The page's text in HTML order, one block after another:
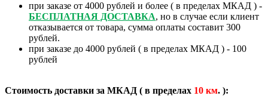
при заказе от 4000 рублей и более ( в пределах МКАД ) -
БЕСПЛАТНАЯ ДОСТАВКА, но в случае если клиент
отказывается от товара, сумма оплаты составит 300
рублей.
при заказе до 4000 рублей ( в пределах МКАД ) - 100
рублей
Стоимость доставки за МКАД ( в пределах 10 км. ):